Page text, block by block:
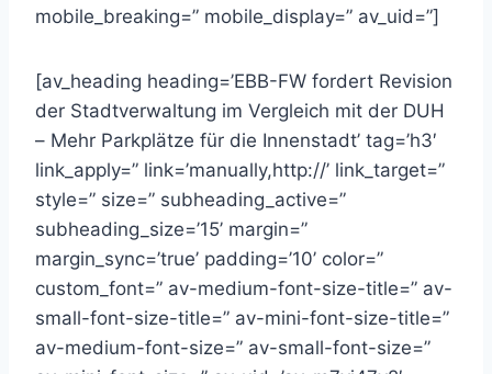
mobile_breaking=” mobile_display=” av_uid=”]
[av_heading heading=’EBB-FW fordert Revision
der Stadtverwaltung im Vergleich mit der DUH
– Mehr Parkplätze für die Innenstadt’ tag=’h3′
link_apply=” link=’manually,http://’ link_target=”
style=” size=” subheading_active=”
subheading_size=’15’ margin=”
margin_sync=’true’ padding=’10’ color=”
custom_font=” av-medium-font-size-title=” av-
small-font-size-title=” av-mini-font-size-title=”
av-medium-font-size=” av-small-font-size=”